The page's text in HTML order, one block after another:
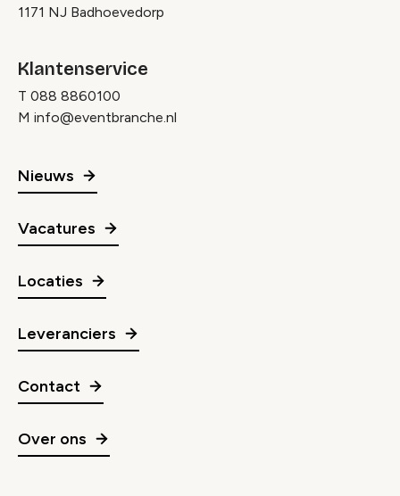
1171 NJ Badhoevedorp
Klantenservice
T 088 8860100
M info@eventbranche.nl
Nieuws
Vacatures
Locaties
Leveranciers
Contact
Over ons